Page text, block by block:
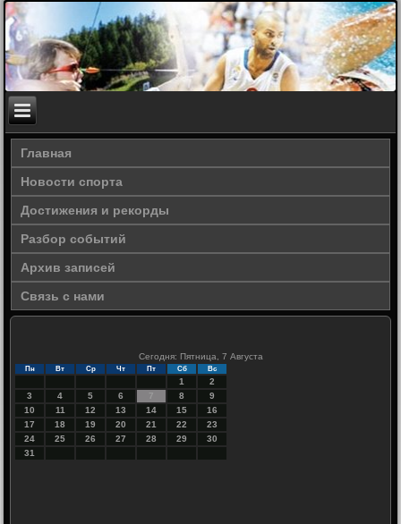
Главная
Новости спорта
Достижения и рекорды
Разбор событий
Архив записей
Связь с нами
Сегодня: Пятница, 7 Августа
Пн Вт Ср Чт Пт Сб Вс
1
2
3
4 5 6 7 8
9
10
11 12 13 14 15
16
17
18 19 20 21 22
23
24
25 26 27 28 29
30
31